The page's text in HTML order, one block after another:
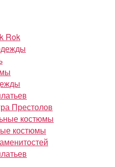
Rok
Престолов
костюмы
костюмы